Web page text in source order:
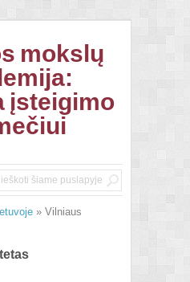
mokslų
įsteigimo
» Vilniaus